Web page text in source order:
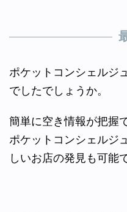
ポケットコンシェルジ
でしたでしょうか。
簡単に空き情報が把握
ポケットコンシェルジ
しいお店の発見も可能